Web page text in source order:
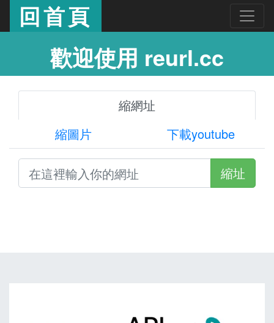
回首頁
歡迎使用 reurl.cc
縮網址
縮圖片
下載youtube
縮址